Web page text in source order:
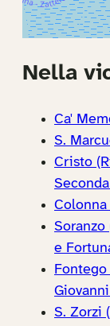
Nella
Ca'
S.
Cristo
Colonna
Soranzo
e
Fontego
S. Zorzi